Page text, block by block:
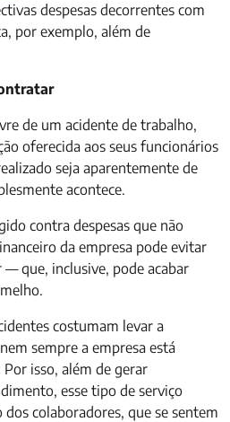
despesas decorrentes com
por exemplo, além de
de um acidente de trabalho,
oferecida aos seus funcionários
seja aparentemente de
acontece.
contra despesas que não
da empresa pode evitar
que, inclusive, pode acabar
costumam levar a
sempre a empresa está
isso, além de gerar
esse tipo de serviço
colaboradores, que se sentem